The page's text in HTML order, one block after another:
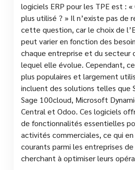
logiciels ERP pour les TPE est : «
plus utilisé ? » Il n’existe pas de
cette question, car le choix de
peut varier en fonction des
chaque entreprise et du secteur
lequel elle évolue. Cependant,
plus populaires et largement
incluent des solutions telles que
Sage 100cloud, Microsoft
Central et Odoo. Ces logiciels
de fonctionnalités essentielles
activités commerciales, ce qui
courants parmi les entreprises
cherchant à optimiser leurs